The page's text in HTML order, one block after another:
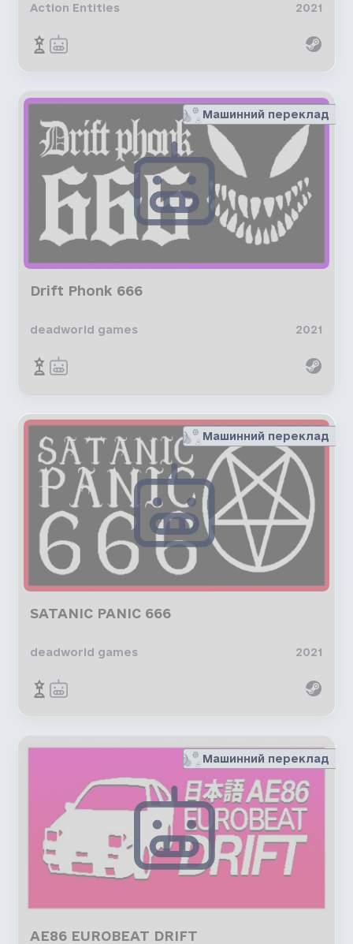
Action Entities 2021
Машинний переклад
Drift Phonk 666
deadworld games 2021
Машинний переклад
SATANIC PANIC 666
deadworld games 2021
Машинний переклад
AE86 EUROBEAT DRIFT